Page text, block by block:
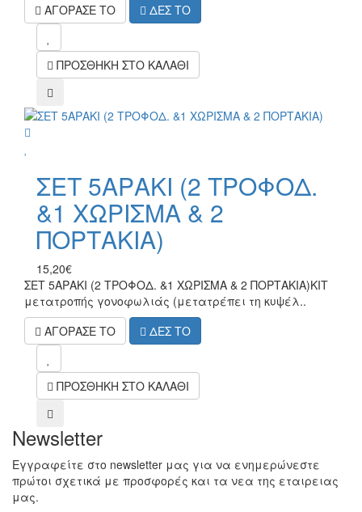
ΑΓΟΡΑΣΕ ΤΟ
ΔΕΣ ΤΟ
ΠΡΟΣΘΗΚΗ ΣΤΟ ΚΑΛΑΘΙ
compare
ΣΕΤ 5ΑΡΑΚΙ (2 ΤΡΟΦΟΔ.
&1 ΧΩΡΙΣΜΑ & 2
ΠΟΡΤΑΚΙΑ)
15,20€
ΣΕΤ 5ΑΡΑΚΙ (2 ΤΡΟΦΟΔ. &1 ΧΩΡΙΣΜΑ & 2 ΠΟΡΤΑΚΙΑ)ΚΙΤ
μετατροπής γονοφωλιάς (μετατρέπει τη κυψέλ..
ΑΓΟΡΑΣΕ ΤΟ
ΔΕΣ ΤΟ
ΠΡΟΣΘΗΚΗ ΣΤΟ ΚΑΛΑΘΙ
compare
Newsletter
Εγγραφείτε στο newsletter μας για να ενημερώνεστε
πρώτοι σχετικά με προσφορές και τα νεα της εταιρειας
μας.